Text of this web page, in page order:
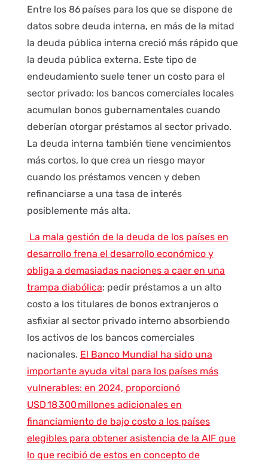
Entre los 86 países para los que se dispone de
datos sobre deuda interna, en más de la mitad
la deuda pública interna creció más rápido que
la deuda pública externa. Este tipo de
endeudamiento suele tener un costo para el
sector privado: los bancos comerciales locales
acumulan bonos gubernamentales cuando
deberían otorgar préstamos al sector privado.
La deuda interna también tiene vencimientos
más cortos, lo que crea un riesgo mayor
cuando los préstamos vencen y deben
refinanciarse a una tasa de interés
posiblemente más alta.
La mala gestión de la deuda de los países en
desarrollo frena el desarrollo económico y
obliga a demasiadas naciones a caer en una
trampa diabólica: pedir préstamos a un alto
costo a los titulares de bonos extranjeros o
asfixiar al sector privado interno absorbiendo
los activos de los bancos comerciales
nacionales. El Banco Mundial ha sido una
importante ayuda vital para los países más
vulnerables: en 2024, proporcionó
USD18300millones adicionales en
financiamiento de bajo costo a los países
elegibles para obtener asistencia de la AIF que
lo que recibió de estos en concepto de